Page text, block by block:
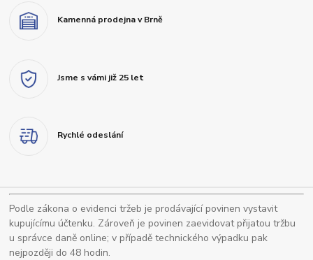
Kamenná prodejna v Brně
Jsme s vámi již 25 let
Rychlé odeslání
Podle zákona o evidenci tržeb je prodávající povinen vystavit
kupujícímu účtenku. Zároveň je povinen zaevidovat přijatou tržbu
u správce daně online; v případě technického výpadku pak
nejpozději do 48 hodin.